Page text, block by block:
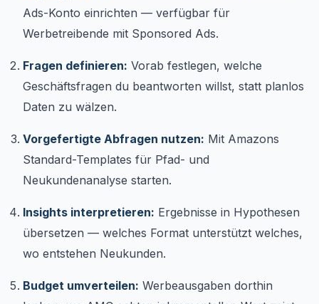
Ads-Konto einrichten — verfügbar für
Werbetreibende mit Sponsored Ads.
Fragen definieren: Vorab festlegen, welche
Geschäftsfragen du beantworten willst, statt planlos
Daten zu wälzen.
Vorgefertigte Abfragen nutzen: Mit Amazons
Standard-Templates für Pfad- und
Neukundenanalyse starten.
Insights interpretieren: Ergebnisse in Hypothesen
übersetzen — welches Format unterstützt welches,
wo entstehen Neukunden.
Budget umverteilen: Werbeausgaben dorthin